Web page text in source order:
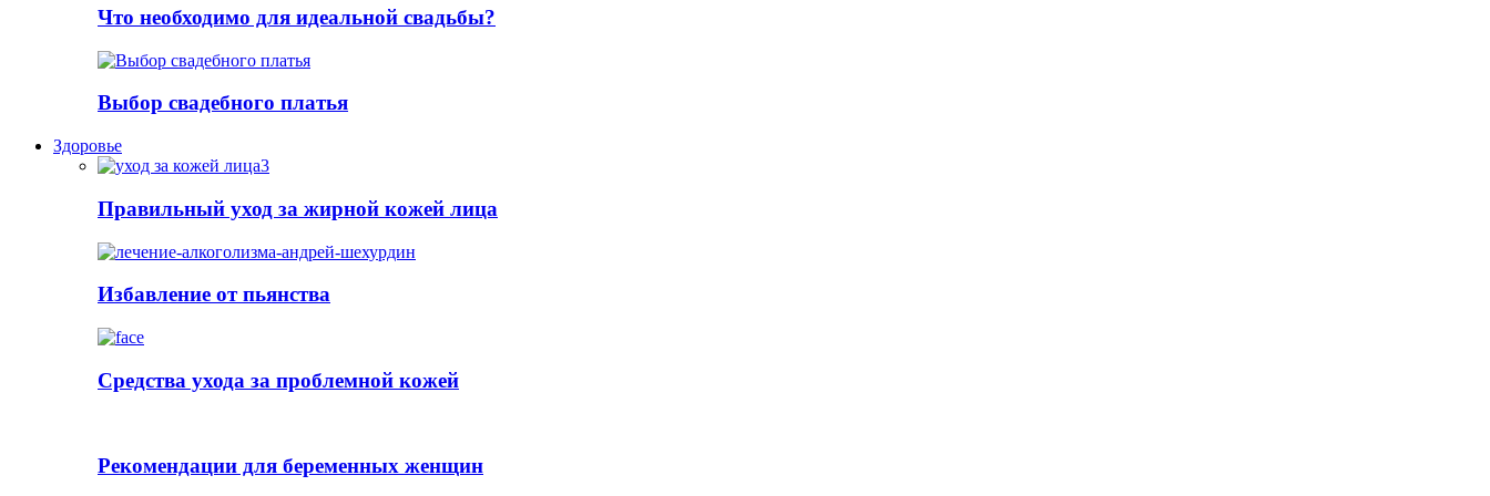
Что необходимо для идеальной свадьбы?
Выбор свадебного платья
Здоровье
Правильный уход за жирной кожей лица
Избавление от пьянства
Cредства ухода за проблемной кожей
Рекомендации для беременных женщин